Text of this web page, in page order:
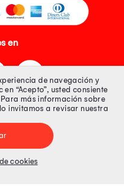
en
Todos los derechos
Precios online publicados
de navegación y
“Acepto”, usted consiente
más información sobre
invitamos a revisar nuestra
cookies